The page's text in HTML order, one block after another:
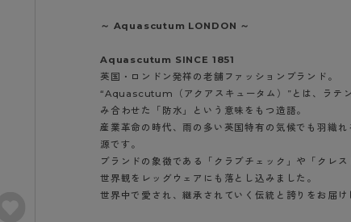
ライフスタイルウェア
CLINICAL
はじめての方へ
よくある質問（FAQ）
サイズ表
お支払い方法について
配送方法について
～ Aquascutum LONDON ～
Aquascutum SINCE 1851
英国・ロンドン発祥の老舗ファッションブランド。
“Aquascutum（アクアスキュータム）”とは、ラテ
み合わせた「防水」という意味をもつ造語。
産業革命の時代、雨の多い英国特有の気候でも羽織
源です。
ブランドの象徴である「クラブチェック」や「クレ
世界観をレッグウェアにも落とし込みました。
世界中で愛され、継承されていく伝統と誇りをお届け